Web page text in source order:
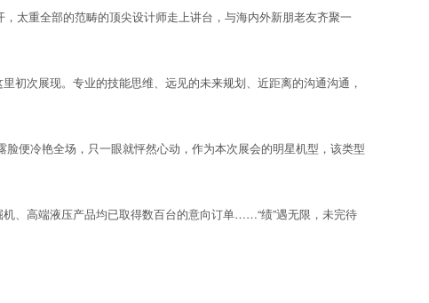
太重全部的范畴的顶尖设计师走上讲台，与海内外新朋老友齐聚一
次展现。专业的技能思维、远见的未来规划、近距离的沟通沟通，
便冷艳全场，只一眼就怦然心动，作为本次展会的明星机型，该类型
、高端液压产品均已取得数百台的意向订单……“绩”遇无限，未完待